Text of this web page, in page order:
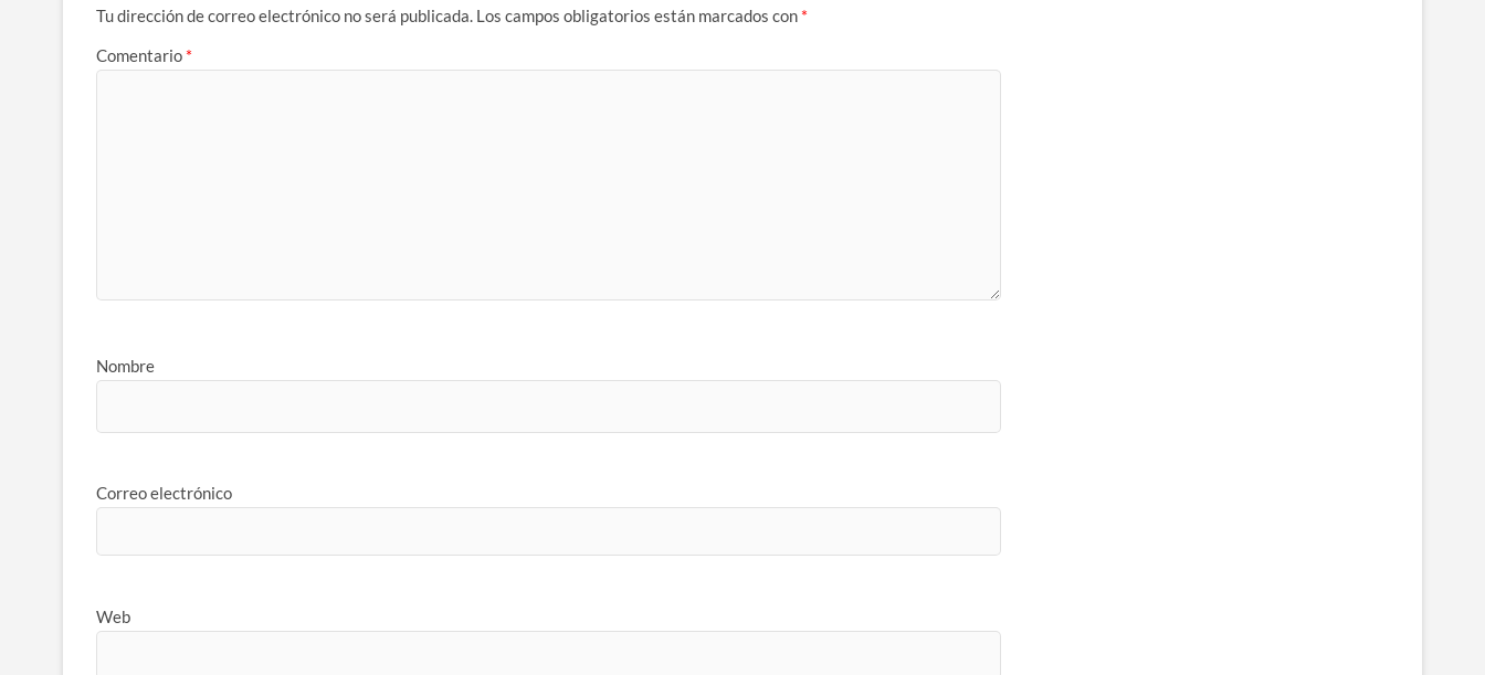
Tu dirección de correo electrónico no será publicada. Los campos obligatorios están marcados con *
Comentario *
Nombre
Correo electrónico
Web